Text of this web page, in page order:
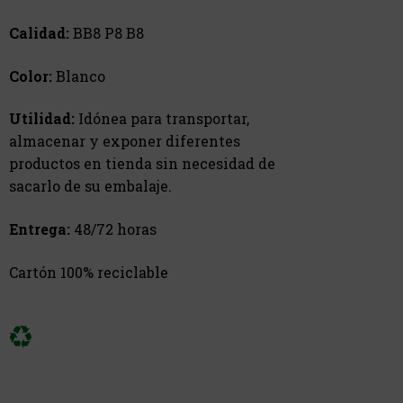
Calidad: BB8 P8 B8
Color: Blanco
Utilidad: Idónea para transportar,
almacenar y exponer diferentes
productos en tienda sin necesidad de
sacarlo de su embalaje.
Entrega: 48/72 horas
Cartón 100% reciclable